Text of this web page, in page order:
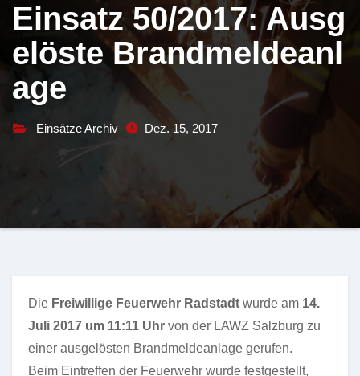
Einsatz 50/2017: Ausg
elöste Brandmeldeanl
age
Einsätze Archiv Dez. 15, 2017
Die Freiwillige Feuerwehr Radstadt wurde am 14.
Juli 2017 um 11:11 Uhr von der LAWZ Salzburg zu
einer ausgelösten Brandmeldeanlage gerufen.
Beim Eintreffen der Feuerwehr wurde festgestellt,